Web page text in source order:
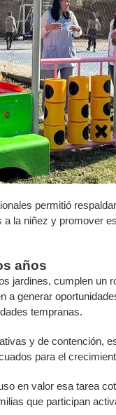
permitió
la niñez y promover
años
jardines, cumplen un
a generar
tempranas.
y de contención,
para el
en valor esa tarea
que participan